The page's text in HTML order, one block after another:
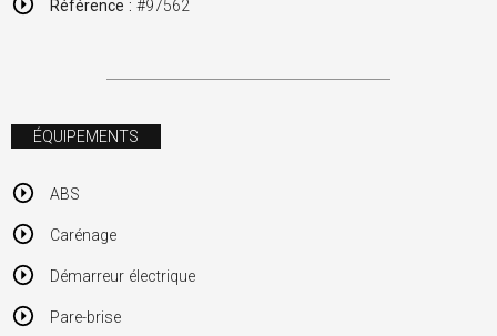
Référence : #97562
ÉQUIPEMENTS
ABS
Carénage
Démarreur électrique
Pare-brise